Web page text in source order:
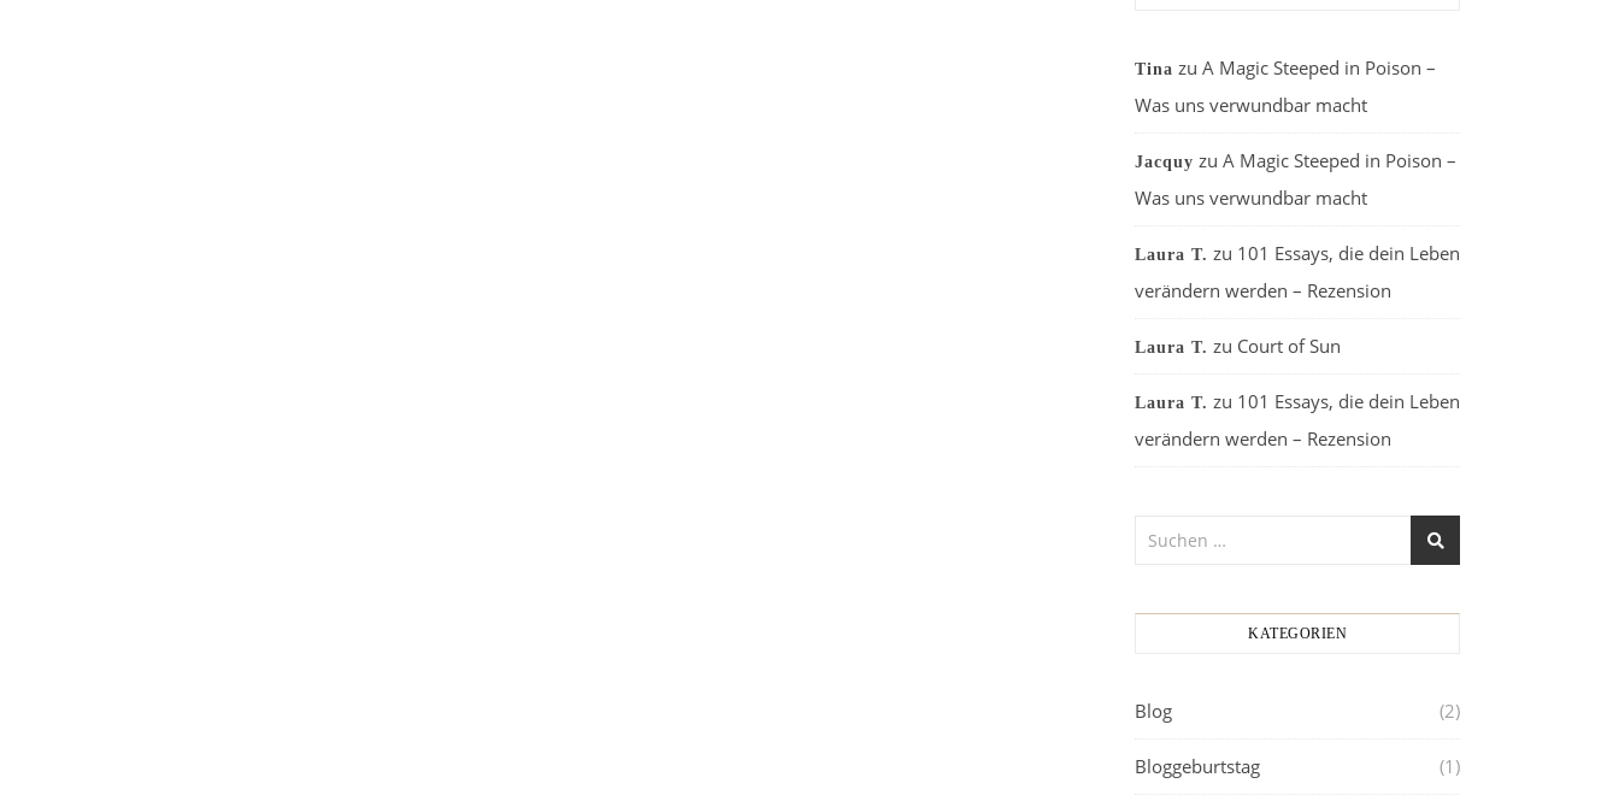
Tina zu A Magic Steeped in Poison –
Was uns verwundbar macht
Jacquy zu A Magic Steeped in Poison –
Was uns verwundbar macht
Laura T. zu 101 Essays, die dein Leben
verändern werden – Rezension
Laura T. zu Court of Sun
Laura T. zu 101 Essays, die dein Leben
verändern werden – Rezension
KATEGORIEN
Blog (2)
Bloggeburtstag (1)